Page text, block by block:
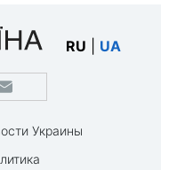
RU UA
Украины